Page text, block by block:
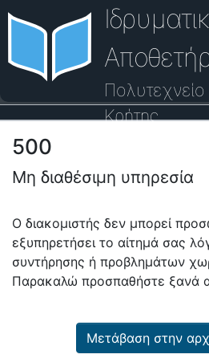
Πολυτεχνείο
Κρήτης
Οδηγός Βοήθειας
500
Μη διαθέσιμη υπηρεσία
Ο διακομιστής δεν μπορεί
εξυπηρετήσει το αίτημά σας
συντήρησης ή προβλημάτων
Παρακαλώ προσπαθήστε ξανά
Μετάβαση στην